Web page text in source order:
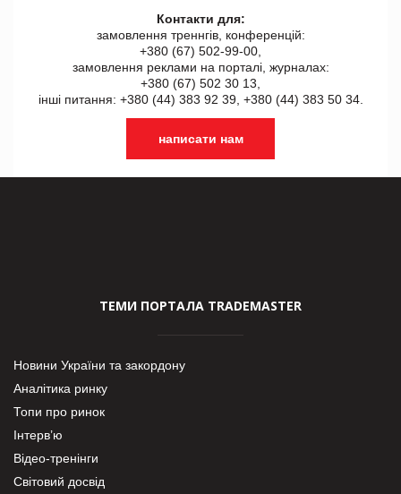
Контакти для:
замовлення треннгів, конференцій:
+380 (67) 502-99-00,
замовлення реклами на порталі, журналах:
+380 (67) 502 30 13,
інші питання: +380 (44) 383 92 39, +380 (44) 383 50 34.
написати нам
ТЕМИ ПОРТАЛА TRADEMASTER
Новини України та закордону
Аналітика ринку
Топи про ринок
Інтерв’ю
Відео-тренінги
Світовий досвід